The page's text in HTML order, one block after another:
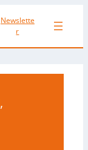
Newslette
r
,